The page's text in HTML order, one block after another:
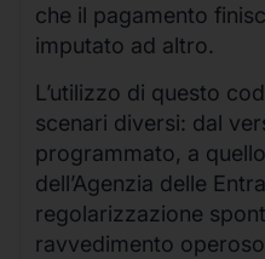
che il pagamento
imputato ad altro.
L’utilizzo di questo
scenari diversi: dal
programmato, a
dell’Agenzia delle
regolarizzazione
ravvedimento